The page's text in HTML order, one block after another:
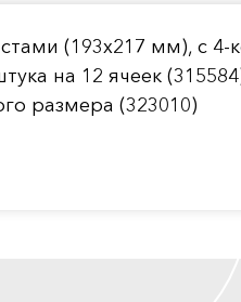
(193х217 мм), с
на 12 ячеек
размера (323010)